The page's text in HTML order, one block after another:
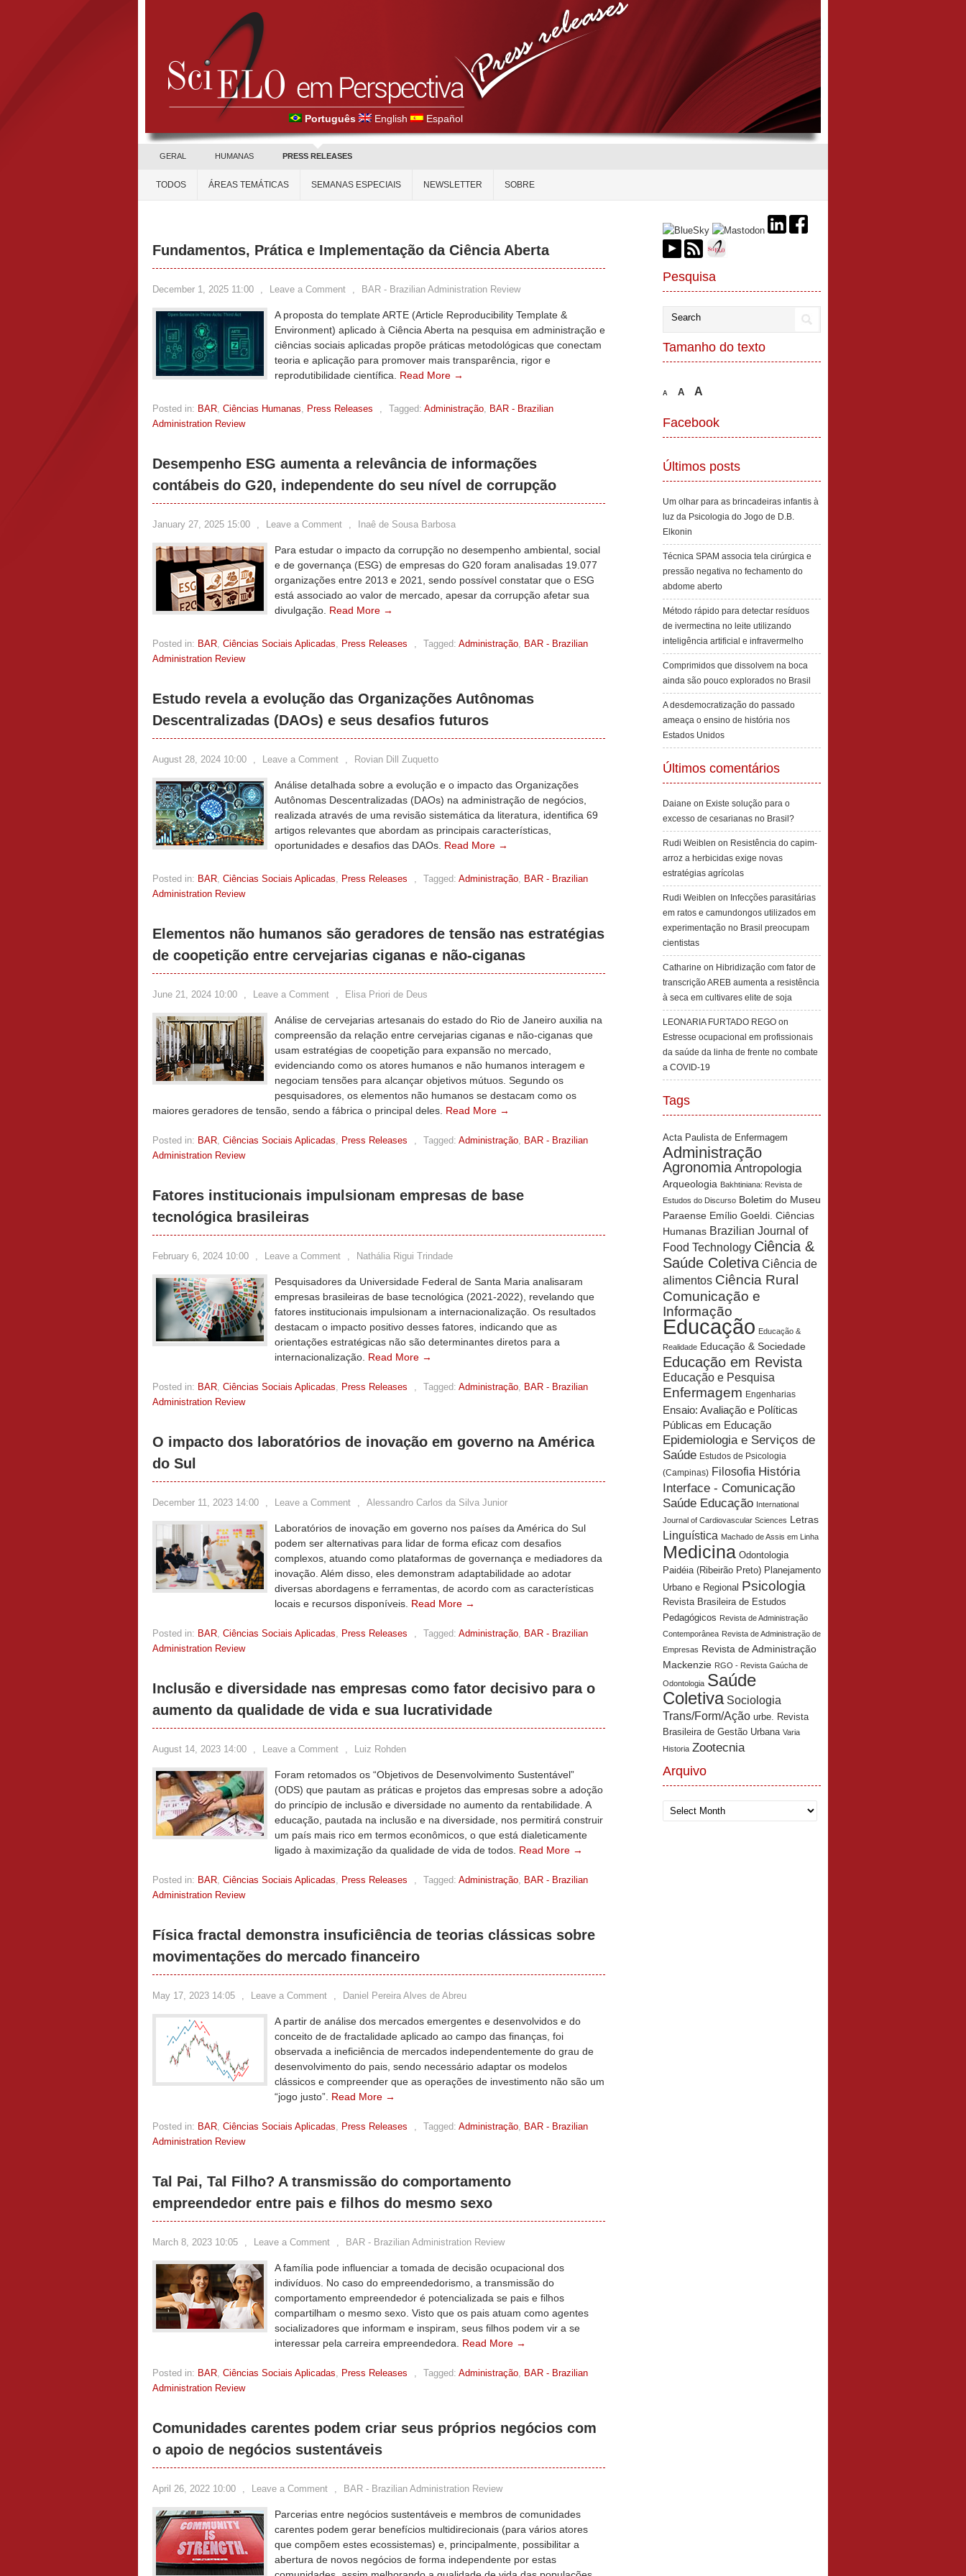
Português English Español
GERAL HUMANAS PRESS RELEASES
TODOS ÁREAS TEMÁTICAS SEMANAS ESPECIAIS NEWSLETTER SOBRE
Fundamentos, Prática e Implementação da Ciência Aberta
December 1, 2025 11:00 , Leave a Comment , BAR - Brazilian Administration Review
A proposta do template ARTE (Article Reproducibility Template &
Environment) aplicado à Ciência Aberta na pesquisa em administração e
ciências sociais aplicadas propõe práticas metodológicas que conectam
teoria e aplicação para promover mais transparência, rigor e
reprodutibilidade científica. Read More →
Posted in: BAR, Ciências Humanas, Press Releases , Tagged: Administração, BAR - Brazilian
Administration Review
Desempenho ESG aumenta a relevância de informações
contábeis do G20, independente do seu nível de corrupção
January 27, 2025 15:00 , Leave a Comment , Inaê de Sousa Barbosa
Para estudar o impacto da corrupção no desempenho ambiental, social
e de governança (ESG) de empresas do G20 foram analisadas 19.077
organizações entre 2013 e 2021, sendo possível constatar que o ESG
está associado ao valor de mercado, apesar da corrupção afetar sua
divulgação. Read More →
Posted in: BAR, Ciências Sociais Aplicadas, Press Releases , Tagged: Administração, BAR - Brazilian
Administration Review
Estudo revela a evolução das Organizações Autônomas
Descentralizadas (DAOs) e seus desafios futuros
August 28, 2024 10:00 , Leave a Comment , Rovian Dill Zuquetto
Análise detalhada sobre a evolução e o impacto das Organizações
Autônomas Descentralizadas (DAOs) na administração de negócios,
realizada através de uma revisão sistemática da literatura, identifica 69
artigos relevantes que abordam as principais características,
oportunidades e desafios das DAOs. Read More →
Posted in: BAR, Ciências Sociais Aplicadas, Press Releases , Tagged: Administração, BAR - Brazilian
Administration Review
Elementos não humanos são geradores de tensão nas estratégias
de coopetição entre cervejarias ciganas e não-ciganas
June 21, 2024 10:00 , Leave a Comment , Elisa Priori de Deus
Análise de cervejarias artesanais do estado do Rio de Janeiro auxilia na
compreensão da relação entre cervejarias ciganas e não-ciganas que
usam estratégias de coopetição para expansão no mercado,
evidenciando como os atores humanos e não humanos interagem e
negociam tensões para alcançar objetivos mútuos. Segundo os
pesquisadores, os elementos não humanos se destacam como os
maiores geradores de tensão, sendo a fábrica o principal deles. Read More →
Posted in: BAR, Ciências Sociais Aplicadas, Press Releases , Tagged: Administração, BAR - Brazilian
Administration Review
Fatores institucionais impulsionam empresas de base
tecnológica brasileiras
February 6, 2024 10:00 , Leave a Comment , Nathália Rigui Trindade
Pesquisadores da Universidade Federal de Santa Maria analisaram
empresas brasileiras de base tecnológica (2021-2022), revelando que
fatores institucionais impulsionam a internacionalização. Os resultados
destacam o impacto positivo desses fatores, indicando que as
orientações estratégicas não são determinantes diretos para a
internacionalização. Read More →
Posted in: BAR, Ciências Sociais Aplicadas, Press Releases , Tagged: Administração, BAR - Brazilian
Administration Review
O impacto dos laboratórios de inovação em governo na América
do Sul
December 11, 2023 14:00 , Leave a Comment , Alessandro Carlos da Silva Junior
Laboratórios de inovação em governo nos países da América do Sul
podem ser alternativas para lidar de forma eficaz com desafios
complexos, atuando como plataformas de governança e mediadores da
inovação. Além disso, eles demonstram adaptabilidade ao adotar
diversas abordagens e ferramentas, de acordo com as características
locais e recursos disponíveis. Read More →
Posted in: BAR, Ciências Sociais Aplicadas, Press Releases , Tagged: Administração, BAR - Brazilian
Administration Review
Inclusão e diversidade nas empresas como fator decisivo para o
aumento da qualidade de vida e sua lucratividade
August 14, 2023 14:00 , Leave a Comment , Luiz Rohden
Foram retomados os “Objetivos de Desenvolvimento Sustentável”
(ODS) que pautam as práticas e projetos das empresas sobre a adoção
do princípio de inclusão e diversidade no aumento da rentabilidade. A
educação, pautada na inclusão e na diversidade, nos permitirá construir
um país mais rico em termos econômicos, o que está dialeticamente
ligado à maximização da qualidade de vida de todos. Read More →
Posted in: BAR, Ciências Sociais Aplicadas, Press Releases , Tagged: Administração, BAR - Brazilian
Administration Review
Física fractal demonstra insuficiência de teorias clássicas sobre
movimentações do mercado financeiro
May 17, 2023 14:05 , Leave a Comment , Daniel Pereira Alves de Abreu
A partir de análise dos mercados emergentes e desenvolvidos e do
conceito de de fractalidade aplicado ao campo das finanças, foi
observada a ineficiência de mercados independentemente do grau de
desenvolvimento do pais, sendo necessário adaptar os modelos
clássicos e compreender que as operações de investimento não são um
“jogo justo”. Read More →
Posted in: BAR, Ciências Sociais Aplicadas, Press Releases , Tagged: Administração, BAR - Brazilian
Administration Review
Tal Pai, Tal Filho? A transmissão do comportamento
empreendedor entre pais e filhos do mesmo sexo
March 8, 2023 10:05 , Leave a Comment , BAR - Brazilian Administration Review
A família pode influenciar a tomada de decisão ocupacional dos
indivíduos. No caso do empreendedorismo, a transmissão do
comportamento empreendedor é potencializada se pais e filhos
compartilham o mesmo sexo. Visto que os pais atuam como agentes
socializadores que informam e inspiram, seus filhos podem vir a se
interessar pela carreira empreendedora. Read More →
Posted in: BAR, Ciências Sociais Aplicadas, Press Releases , Tagged: Administração, BAR - Brazilian
Administration Review
Comunidades carentes podem criar seus próprios negócios com
o apoio de negócios sustentáveis
April 26, 2022 10:00 , Leave a Comment , BAR - Brazilian Administration Review
Parcerias entre negócios sustentáveis e membros de comunidades
carentes podem gerar benefícios multidirecionais (para vários atores
que compõem estes ecossistemas) e, principalmente, possibilitar a
abertura de novos negócios de forma independente por estas
Pesquisa
Tamanho do texto
A A A
Facebook
Últimos posts
Um olhar para as brincadeiras infantis à
luz da Psicologia do Jogo de D.B.
Elkonin
Técnica SPAM associa tela cirúrgica e
pressão negativa no fechamento do
abdome aberto
Método rápido para detectar resíduos
de ivermectina no leite utilizando
inteligência artificial e infravermelho
Comprimidos que dissolvem na boca
ainda são pouco explorados no Brasil
A desdemocratização do passado
ameaça o ensino de história nos
Estados Unidos
Últimos comentários
Daiane on Existe solução para o
excesso de cesarianas no Brasil?
Rudi Weiblen on Resistência do capim-
arroz a herbicidas exige novas
estratégias agrícolas
Rudi Weiblen on Infecções parasitárias
em ratos e camundongos utilizados em
experimentação no Brasil preocupam
cientistas
Catharine on Hibridização com fator de
transcrição AREB aumenta a resistência
à seca em cultivares elite de soja
LEONARIA FURTADO REGO on
Estresse ocupacional em profissionais
da saúde da linha de frente no combate
a COVID-19
Tags
Acta Paulista de Enfermagem
Administração
Agronomia Antropologia
Arqueologia Bakhtiniana: Revista de
Estudos do Discurso Boletim do Museu
Paraense Emílio Goeldi. Ciências
Humanas Brazilian Journal of
Food Technology Ciência &
Saúde Coletiva Ciência de
alimentos Ciência Rural
Comunicação e
Informação
Educação Educação &
Realidade Educação & Sociedade
Educação em Revista
Educação e Pesquisa
Enfermagem Engenharias
Ensaio: Avaliação e Políticas
Públicas em Educação
Epidemiologia e Serviços de
Saúde Estudos de Psicologia
(Campinas) Filosofia História
Interface - Comunicação
Saúde Educação International
Journal of Cardiovascular Sciences Letras
Linguística Machado de Assis em Linha
Medicina Odontologia
Paidéia (Ribeirão Preto) Planejamento
Urbano e Regional Psicologia
Revista Brasileira de Estudos
Pedagógicos Revista de Administração
Contemporânea Revista de Administração de
Empresas Revista de Administração
Mackenzie RGO - Revista Gaúcha de
Odontologia Saúde
Coletiva Sociologia
Trans/Form/Ação urbe. Revista
Brasileira de Gestão Urbana Varia
Historia Zootecnia
Arquivo
Arquivo